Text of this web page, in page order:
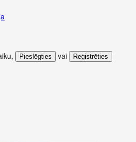
, Pieslēgties vai Reģistrēties